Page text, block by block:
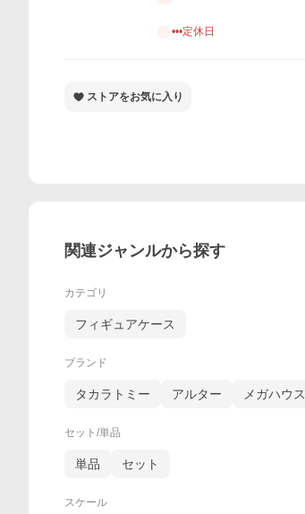
•••定休日
ストアをお気に入り
関連ジャンルから探す
カテゴリ
フィギュアケース
ブランド
タカラトミー アルター メガハウス
セット/単品
単品 セット
スケール